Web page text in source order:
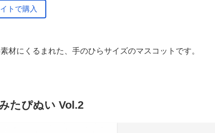
トで購入
材にくるまれた、手のひらサイズのマスコットです。
たぴぬい Vol.2